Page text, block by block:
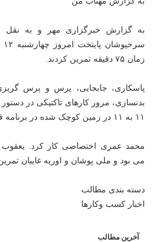
به گزارش خبرگزاری مهر و به نقل
زمان ۷۵ دقیقه تمرین کردند.
پاسکاری، جابجایی، پرس و پرس
بدنسازی، مرور کارهای تاکتیکی در دستور
۱۱ به ۱۱ در زمین کوچک شده در برنامه قرار گرفت.
محمد عمری اختصاصی کار کرد. یعقوب
می بود و ملی پوشان و اوریه غایبان تمرین
دسته بندی مطالب
اخبار کسب وکارها
آخرین مطالب